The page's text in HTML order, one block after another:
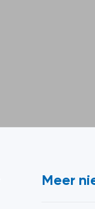
Meer